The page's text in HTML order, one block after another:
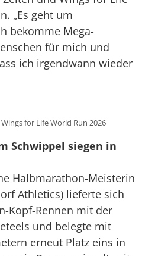
„Es geht um
bekomme Mega-
für mich und
ich irgendwann wieder
for Life World Run 2026
Schwippel siegen in
Halbmarathon-Meisterin
Athletics) lieferte sich
Kopf-Rennen mit der
und belegte mit
erneut Platz eins in